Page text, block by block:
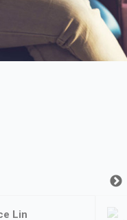
Lin